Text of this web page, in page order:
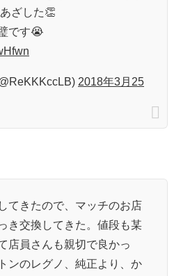
ざした👏
です😭
2018年3月25
てきたので、マッチのお店
き交換してきた。値段も某
店員さんも親切で良かっ
ンのレグノ、純正より、か